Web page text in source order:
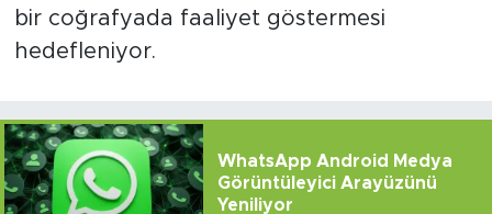
bir coğrafyada faaliyet göstermesi
hedefleniyor.
WhatsApp Android Medya
Görüntüleyici Arayüzünü
Yeniliyor